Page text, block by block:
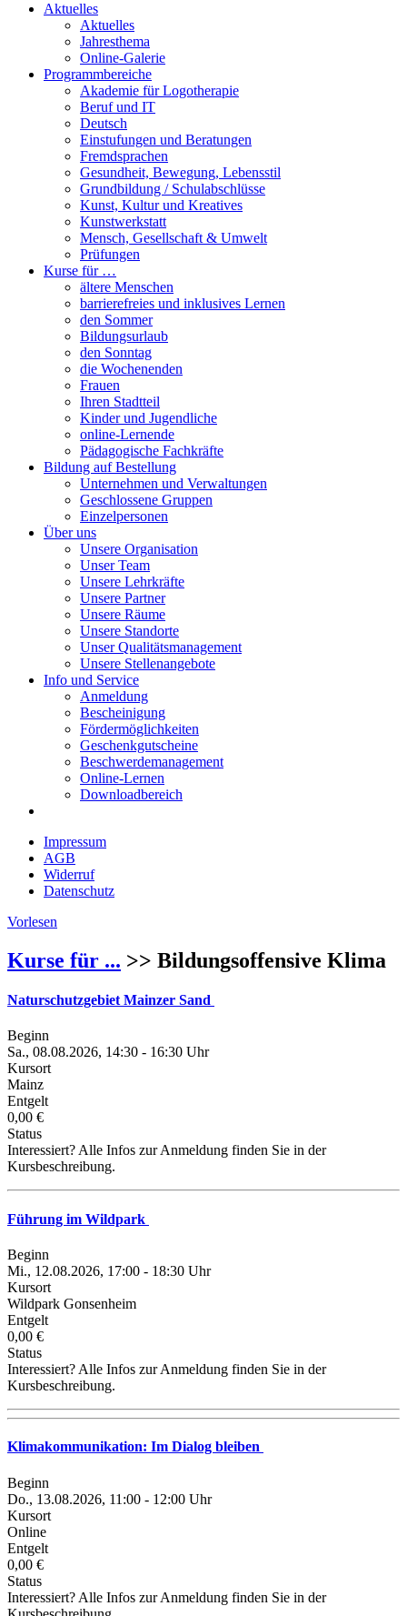
Aktuelles
Aktuelles
Jahresthema
Online-Galerie
Programmbereiche
Akademie für Logotherapie
Beruf und IT
Deutsch
Einstufungen und Beratungen
Fremdsprachen
Gesundheit, Bewegung, Lebensstil
Grundbildung / Schulabschlüsse
Kunst, Kultur und Kreatives
Kunstwerkstatt
Mensch, Gesellschaft & Umwelt
Prüfungen
Kurse für …
ältere Menschen
barrierefreies und inklusives Lernen
den Sommer
Bildungsurlaub
den Sonntag
die Wochenenden
Frauen
Ihren Stadtteil
Kinder und Jugendliche
online-Lernende
Pädagogische Fachkräfte
Bildung auf Bestellung
Unternehmen und Verwaltungen
Geschlossene Gruppen
Einzelpersonen
Über uns
Unsere Organisation
Unser Team
Unsere Lehrkräfte
Unsere Partner
Unsere Räume
Unsere Standorte
Unser Qualitätsmanagement
Unsere Stellenangebote
Info und Service
Anmeldung
Bescheinigung
Fördermöglichkeiten
Geschenkgutscheine
Beschwerdemanagement
Online-Lernen
Downloadbereich
Impressum
AGB
Widerruf
Datenschutz
Vorlesen
Kurse für ... >> Bildungsoffensive Klima
Naturschutzgebiet Mainzer Sand
Beginn
Sa., 08.08.2026, 14:30 - 16:30 Uhr
Kursort
Mainz
Entgelt
0,00 €
Status
Interessiert? Alle Infos zur Anmeldung finden Sie in der
Kursbeschreibung.
Führung im Wildpark
Beginn
Mi., 12.08.2026, 17:00 - 18:30 Uhr
Kursort
Wildpark Gonsenheim
Entgelt
0,00 €
Status
Interessiert? Alle Infos zur Anmeldung finden Sie in der
Kursbeschreibung.
Klimakommunikation: Im Dialog bleiben
Beginn
Do., 13.08.2026, 11:00 - 12:00 Uhr
Kursort
Online
Entgelt
0,00 €
Status
Interessiert? Alle Infos zur Anmeldung finden Sie in der